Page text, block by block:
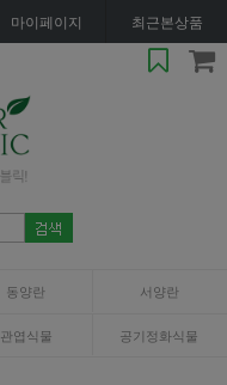
마이페이지 최근본상품
동양란 서양란
관엽식물 공기정화식물